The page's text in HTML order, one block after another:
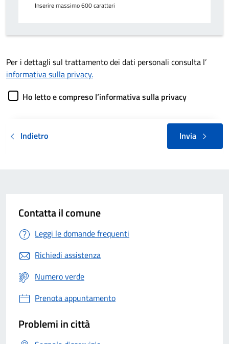
Inserire massimo 600 caratteri
Per i dettagli sul trattamento dei dati personali consulta l’
informativa sulla privacy.
Ho letto e compreso l’informativa sulla privacy
Indietro Invia
Contatta il comune
Leggi le domande frequenti
Richiedi assistenza
Numero verde
Prenota appuntamento
Problemi in città